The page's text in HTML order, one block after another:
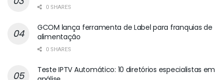
0 SHARES
GCOM lança ferramenta de Label para franquias de
alimentação
0 SHARES
Teste IPTV Automático: 10 diretórios especialistas em